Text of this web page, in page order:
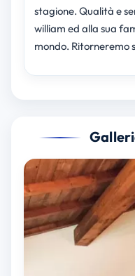
stagione. Qualità e
william ed alla sua
mondo. Ritorneremo